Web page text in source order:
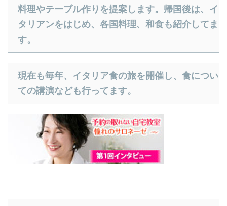
料理やテーブル作りを提案します。帰国後は、イ
タリアンをはじめ、各国料理、和食も紹介してま
す。
​現在も毎年、イタリア食の旅を開催し、食につい
ての講演なども行ってます。